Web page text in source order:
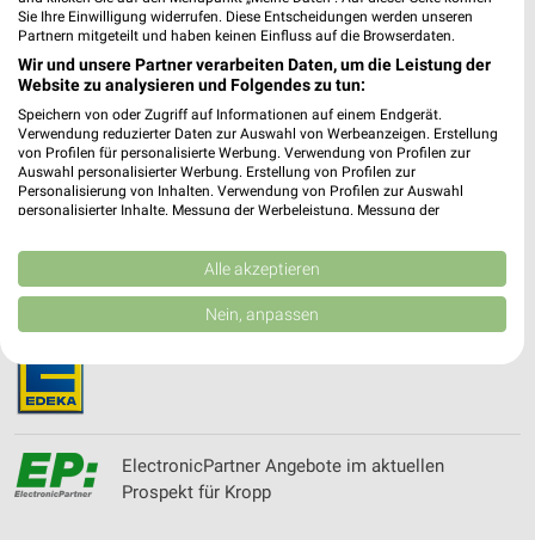
Kaltenkirchen
Douglas Wochenprospekt & Angebote für
Rendsburg
ElectronicPartner Angebote im aktuellen
Prospekt für Kropp
Sie Ihre Einwilligung widerrufen. Diese Entscheidungen werden unseren
Partnern mitgeteilt und haben keinen Einfluss auf die Browserdaten.
Wir und unsere Partner verarbeiten Daten, um die Leistung der
Website zu analysieren und Folgendes zu tun:
Speichern von oder Zugriff auf Informationen auf einem Endgerät.
Verwendung reduzierter Daten zur Auswahl von Werbeanzeigen. Erstellung
von Profilen für personalisierte Werbung. Verwendung von Profilen zur
Auswahl personalisierter Werbung. Erstellung von Profilen zur
Personalisierung von Inhalten. Verwendung von Profilen zur Auswahl
personalisierter Inhalte. Messung der Werbeleistung. Messung der
Kombinationen von Daten aus verschiedenen Quellen. Entwicklung und
Verbesserung der Angebote. Verwendung reduzierter Daten zur Auswahl
von Inhalten.
Daten können außerhalb der Europäischen Union weitergegeben und in die
USA gesendet werden.
Website/App.
Partnerliste anzeigen (1 IAB-Anbieter)
IAB-Verarbeitungszwecke:
Speichern von oder Zugriff auf Informationen
Alle akzeptieren
Nein, anpassen